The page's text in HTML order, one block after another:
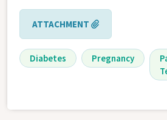
ATTACHMENT
Diabetes Pregnancy